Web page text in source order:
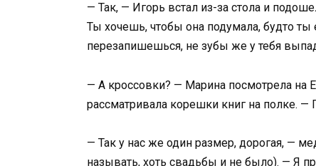
— Так, — Игорь встал из-за стола и
Ты хочешь, чтобы она подумала, будто ты
перезапишешься, не зубы же у тебя
— А кроссовки? — Марина посмотрела на
рассматривала корешки книг на полке.
— Так у нас же один размер, дорогая, —
называть, хоть свадьбы и не было). — Я